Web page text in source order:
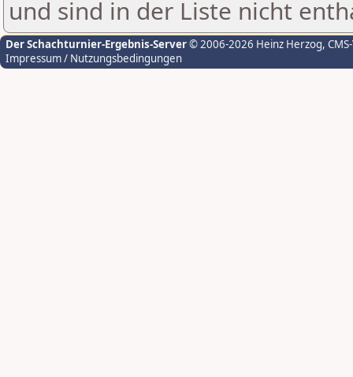
und sind in der Liste nicht
Der Schachturnier-Ergebnis-Server© 2006-2026 Heinz Herzog,
Impressum / Nutzungsbedingungen